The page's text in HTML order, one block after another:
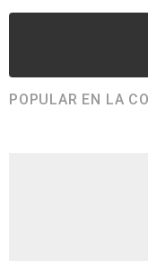
POPULAR EN LA